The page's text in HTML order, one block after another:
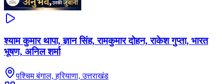
श्याम कुमार थापा, ज्ञान सिंह, रामकुमार दोहन, राकेश गुप्ता, भारत
भूषण, अनिल शर्मा
पश्चिम बंगाल, हरियाणा, उत्तराखंड